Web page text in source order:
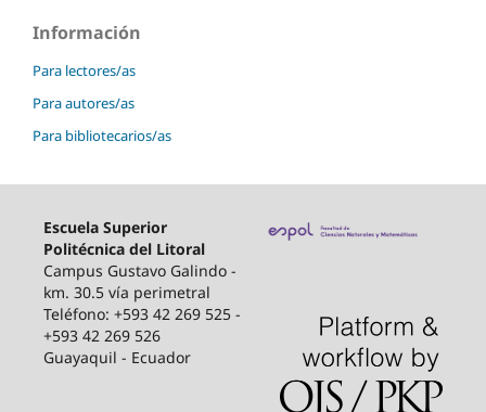
Información
Para lectores/as
Para autores/as
Para bibliotecarios/as
Escuela Superior
Politécnica del Litoral
Campus Gustavo Galindo -
km. 30.5 vía perimetral
Teléfono: +593 42 269 525 -
+593 42 269 526
Guayaquil - Ecuador